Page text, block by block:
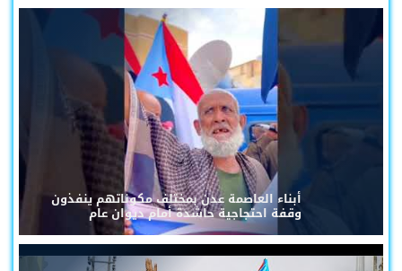
أبناء العاصمة عدن بمختلف مكوناتهم ينفذون
وقفة احتجاجية حاشدة أمام ديوان عام